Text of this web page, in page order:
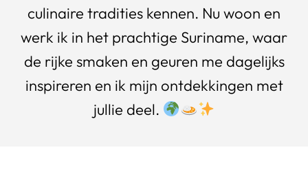
culinaire tradities kennen. Nu woon en
werk ik in het prachtige Suriname, waar
de rijke smaken en geuren me dagelijks
inspireren en ik mijn ontdekkingen met
jullie deel.